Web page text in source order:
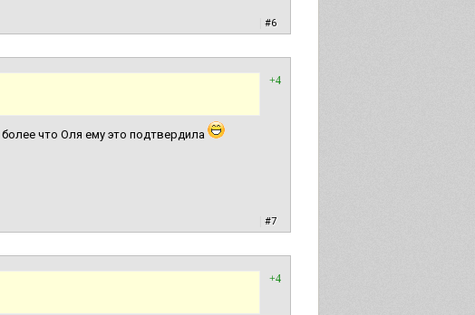
#6
+4
что Оля ему это подтвердила
#7
+4